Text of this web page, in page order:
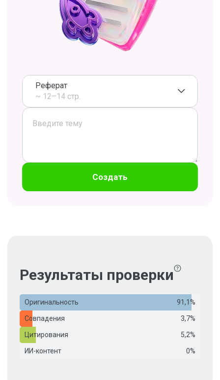
Реферат
~ 12–14 стр.
Создать
Результаты проверки
Оригинальность 91,1%
Совпадения 3,7%
Цитирования 5,2%
ИИ-контент 0%